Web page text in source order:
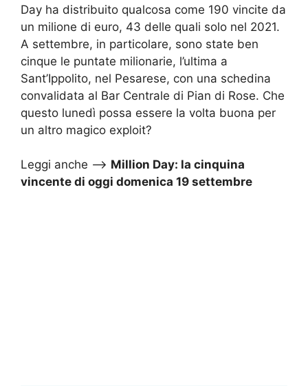
Day ha distribuito qualcosa come 190 vincite da
un milione di euro, 43 delle quali solo nel 2021.
A settembre, in particolare, sono state ben
cinque le puntate milionarie, l’ultima a
Sant’Ippolito, nel Pesarese, con una schedina
convalidata al Bar Centrale di Pian di Rose. Che
questo lunedì possa essere la volta buona per
un altro magico exploit?
Leggi anche –> Million Day: la cinquina
vincente di oggi domenica 19 settembre